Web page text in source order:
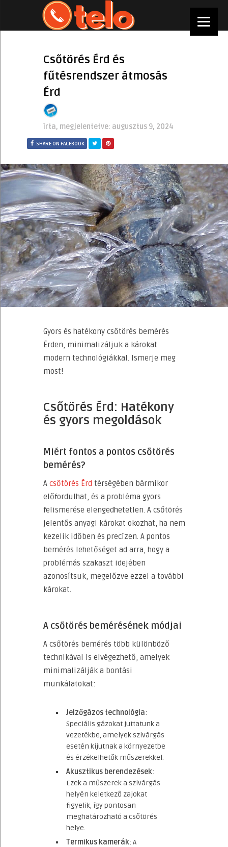
Csőtörés Érd és
fűtésrendszer átmosás
Érd
írta, megjelentetve: augusztus 9, 2024
SHARE ON FACEBOOK
Gyors és hatékony csőtörés bemérés
Érden, minimalizáljuk a károkat
modern technológiákkal. Ismerje meg
most!
Csőtörés Érd: Hatékony
és gyors megoldások
Miért fontos a pontos csőtörés
bemérés?
A csőtörés Érd térségében bármikor
előfordulhat, és a probléma gyors
felismerése elengedhetetlen. A csőtörés
jelentős anyagi károkat okozhat, ha nem
kezelik időben és precízen. A pontos
bemérés lehetőséget ad arra, hogy a
problémás szakaszt idejében
azonosítsuk, megelőzve ezzel a további
károkat.
A csőtörés bemérésének módjai
A csőtörés bemérés több különböző
technikával is elvégezhető, amelyek
minimalizálják a bontási
munkálatokat:
Jelzőgázos technológia:
Speciális gázokat juttatunk a
vezetékbe, amelyek szivárgás
esetén kijutnak a környezetbe
és érzékelhetők műszerekkel.
Akusztikus berendezések:
Ezek a műszerek a szivárgás
helyén keletkező zajokat
figyelik, így pontosan
meghatározható a csőtörés
helye.
Termikus kamerák: A